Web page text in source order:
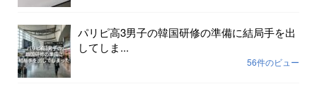
パリピ高3男子の韓国研修の準備に結局手を出
してしま...
56件のビュー